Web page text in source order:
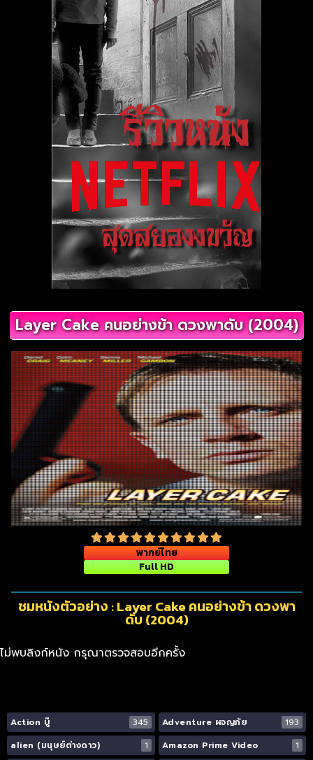
Layer Cake คนอย่างข้า ดวงพาดับ (2004)
พากย์ไทย
Full HD
ชมหนังตัวอย่าง : Layer Cake คนอย่างข้า ดวงพา
ดับ (2004)
ไม่พบลิงก์หนัง กรุณาตรวจสอบอีกครั้ง
Action บู๊ 345 Adventure ผจญภัย
193
alien (มนุษย์ต่างดาว)
1 Amazon Prime Video 1